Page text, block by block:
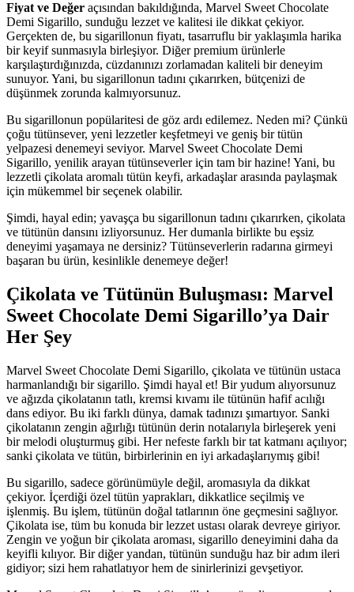
Fiyat ve Değer açısından bakıldığında, Marvel Sweet Chocolate
Demi Sigarillo, sunduğu lezzet ve kalitesi ile dikkat çekiyor.
Gerçekten de, bu sigarillonun fiyatı, tasarruflu bir yaklaşımla harika
bir keyif sunmasıyla birleşiyor. Diğer premium ürünlerle
karşılaştırdığınızda, cüzdanınızı zorlamadan kaliteli bir deneyim
sunuyor. Yani, bu sigarillonun tadını çıkarırken, bütçenizi de
düşünmek zorunda kalmıyorsunuz.
Bu sigarillonun popülaritesi de göz ardı edilemez. Neden mi? Çünkü
çoğu tütünsever, yeni lezzetler keşfetmeyi ve geniş bir tütün
yelpazesi denemeyi seviyor. Marvel Sweet Chocolate Demi
Sigarillo, yenilik arayan tütünseverler için tam bir hazine! Yani, bu
lezzetli çikolata aromalı tütün keyfi, arkadaşlar arasında paylaşmak
için mükemmel bir seçenek olabilir.
Şimdi, hayal edin; yavaşça bu sigarillonun tadını çıkarırken, çikolata
ve tütünün dansını izliyorsunuz. Her dumanla birlikte bu eşsiz
deneyimi yaşamaya ne dersiniz? Tütünseverlerin radarına girmeyi
başaran bu ürün, kesinlikle denemeye değer!
Çikolata ve Tütünün Buluşması: Marvel
Sweet Chocolate Demi Sigarillo’ya Dair
Her Şey
Marvel Sweet Chocolate Demi Sigarillo, çikolata ve tütünün ustaca
harmanlandığı bir sigarillo. Şimdi hayal et! Bir yudum alıyorsunuz
ve ağızda çikolatanın tatlı, kremsi kıvamı ile tütünün hafif acılığı
dans ediyor. Bu iki farklı dünya, damak tadınızı şımartıyor. Sanki
çikolatanın zengin ağırlığı tütünün derin notalarıyla birleşerek yeni
bir melodi oluşturmuş gibi. Her nefeste farklı bir tat katmanı açılıyor;
sanki çikolata ve tütün, birbirlerinin en iyi arkadaşlarıymış gibi!
Bu sigarillo, sadece görünümüyle değil, aromasıyla da dikkat
çekiyor. İçerdiği özel tütün yaprakları, dikkatlice seçilmiş ve
işlenmiş. Bu işlem, tütünün doğal tatlarının öne geçmesini sağlıyor.
Çikolata ise, tüm bu konuda bir lezzet ustası olarak devreye giriyor.
Zengin ve yoğun bir çikolata aroması, sigarillo deneyimini daha da
keyifli kılıyor. Bir diğer yandan, tütünün sunduğu haz bir adım ileri
gidiyor; sizi hem rahatlatıyor hem de sinirlerinizi gevşetiyor.